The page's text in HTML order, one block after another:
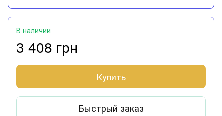
В наличии
3 408 грн
Купить
Быстрый заказ